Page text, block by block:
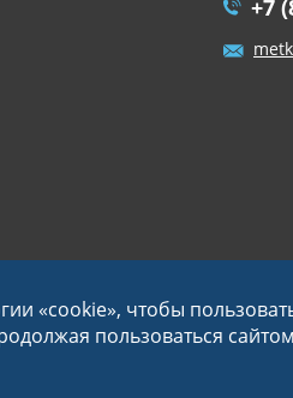
+7
«cookie», чтобы
пользоваться